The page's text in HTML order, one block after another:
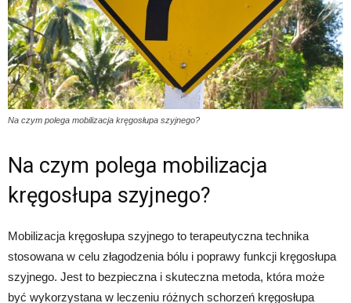
Na czym polega mobilizacja kręgosłupa szyjnego?
Na czym polega mobilizacja
kręgosłupa szyjnego?
Mobilizacja kręgosłupa szyjnego to terapeutyczna technika
stosowana w celu złagodzenia bólu i poprawy funkcji kręgosłupa
szyjnego. Jest to bezpieczna i skuteczna metoda, która może
być wykorzystana w leczeniu różnych schorzeń kręgosłupa